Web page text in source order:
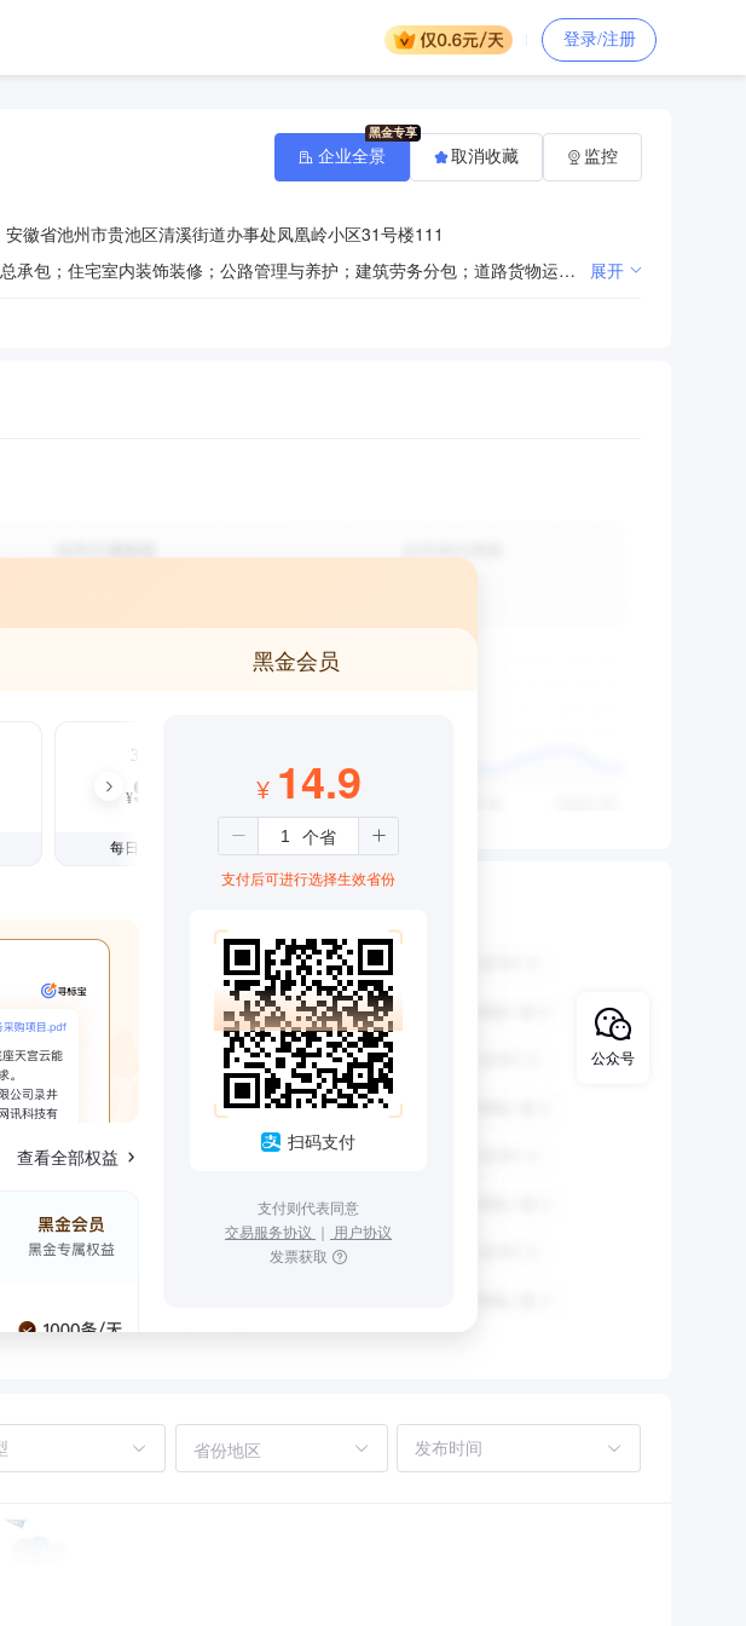
登录/注册
安徽省池州市贵池区清溪街道办事处凤凰岭小区31号楼111
许可项目：建设工程设计；建设工程施工；房屋建筑和市政基础设施项目工程总承包；住宅室内装饰装修；公路管理与养护；建筑劳务分包；道路货物运输（不含危险货物）；文物保护工程施工；建设工程勘察；测绘服务；输电、供电、受电电力设施的安装、维修和试验（依法须经批准的项目，经相关部门批准后方可开展经营活动）一般项目：市政设施管理；工程管理服务；对外承包工程；园林绿化工程施工；土石方工程施工；建筑工程机械与设备租赁；五金产品批发；五金产品零售；金属材料销售；建筑材料销售；门窗销售；涂料销售（不含危险化学品）；消防技术服务（除许可业务外，可自主依法经营法律法规非禁止或限制的项目） 展开
企业全景 取消收藏 监控
黑金会员
3个月
¥99
每日仅1.08元
查看全部权益
¥ 14.9
支付后可进行选择生效省份
扫码支付
支付则代表同意
交易服务协议 ｜ 用户协议
发票获取
省份地区
公众号